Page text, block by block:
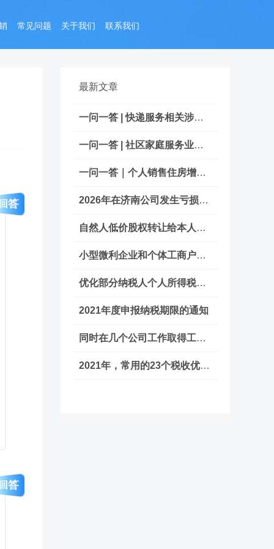
常见问题 关于我们 联系我们
答
答
最新文章
一问一答 | 快递服务相关涉税热点问答
一问一答 | 社区家庭服务业税费优惠政策
一问一答｜个人销售住房增值税政策热点
2026年在济南公司发生亏损，能否办理减资
自然人低价股权转让给本人持股的公司合
小型微利企业和个体工商户发展所得税优
优化部分纳税人个人所得税预扣预缴方法
2021年度申报纳税期限的通知
同时在几个公司工作取得工资收入，要合
2021年，常用的23个税收优惠政策送给你！